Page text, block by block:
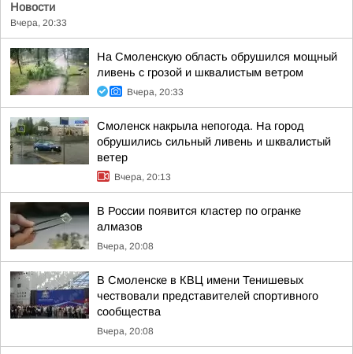
Новости
Вчера, 20:33
На Смоленскую область обрушился мощный
ливень с грозой и шквалистым ветром
Вчера, 20:33
Смоленск накрыла непогода. На город
обрушились сильный ливень и шквалистый
ветер
Вчера, 20:13
В России появится кластер по огранке
алмазов
Вчера, 20:08
В Смоленске в КВЦ имени Тенишевых
чествовали представителей спортивного
сообщества
Вчера, 20:08